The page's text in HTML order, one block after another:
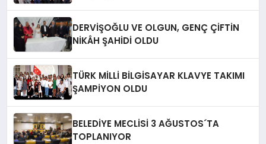
DERVİŞOĞLU VE OLGUN, GENÇ ÇİFTİN
NİKÂH ŞAHİDİ OLDU
TÜRK MİLLİ BİLGİSAYAR KLAVYE TAKIMI
ŞAMPİYON OLDU
BELEDİYE MECLİSİ 3 AĞUSTOS´TA
TOPLANIYOR